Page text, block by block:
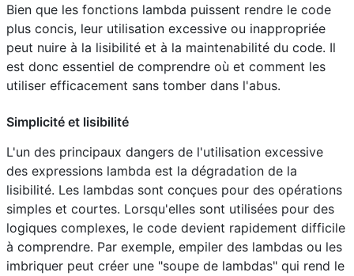
Bien que les fonctions lambda puissent rendre le code
plus concis, leur utilisation excessive ou inappropriée
peut nuire à la lisibilité et à la maintenabilité du code. Il
est donc essentiel de comprendre où et comment les
utiliser efficacement sans tomber dans l'abus.
Simplicité et lisibilité
L'un des principaux dangers de l'utilisation excessive
des expressions lambda est la dégradation de la
lisibilité. Les lambdas sont conçues pour des opérations
simples et courtes. Lorsqu'elles sont utilisées pour des
logiques complexes, le code devient rapidement difficile
à comprendre. Par exemple, empiler des lambdas ou les
imbriquer peut créer une "soupe de lambdas" qui rend le